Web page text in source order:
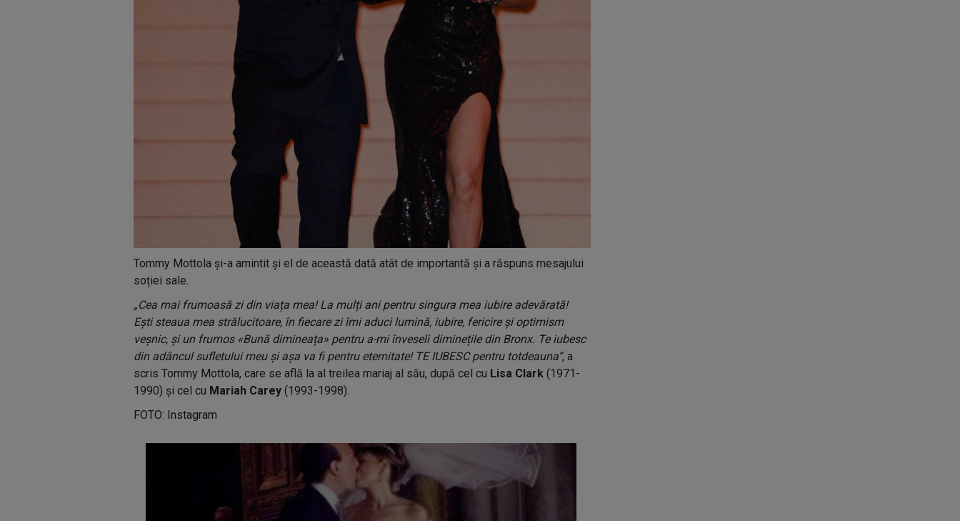
Tommy Mottola și-a amintit și el de această dată atât de importantă și a răspuns mesajului
soției sale.
„Cea mai frumoasă zi din viața mea! La mulți ani pentru singura mea iubire adevărată!
Ești steaua mea strălucitoare, în fiecare zi îmi aduci lumină, iubire, fericire și optimism
veșnic, și un frumos «Bună dimineața» pentru a-mi înveseli diminețile din Bronx. Te iubesc
din adâncul sufletului meu și așa va fi pentru eternitate! TE IUBESC pentru totdeauna“, a
scris Tommy Mottola, care se află la al treilea mariaj al său, după cel cu Lisa Clark (1971-
1990) și cel cu Mariah Carey (1993-1998).
FOTO: Instagram